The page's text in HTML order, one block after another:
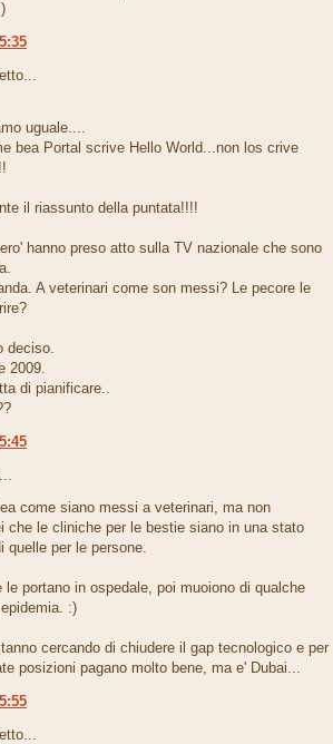
uguale....
bea Portal scrive Hello World...non los crive
il riassunto della puntata!!!!
hanno preso atto sulla TV nazionale che sono
A veterinari come son messi? Le pecore le
deciso.
2009.
di pianificare..
come siano messi a veterinari, ma non
che le cliniche per le bestie siano in una stato
quelle per le persone.
le portano in ospedale, poi muoiono di qualche
:)
cercando di chiudere il gap tecnologico e per
posizioni pagano molto bene, ma e' Dubai...